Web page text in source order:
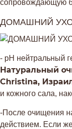
сопровождающую
ДОМАШНИЙ
- рН нейтральный
Натуральный
Christina,
и кожного сала,
-После очищения
действием. Если